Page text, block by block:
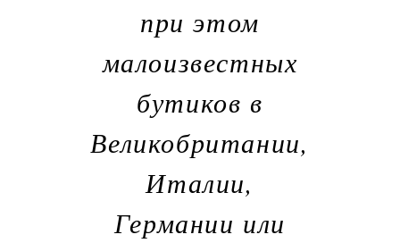
при этом
малоизвестных
бутиков в
Великобритании,
Италии,
Германии или